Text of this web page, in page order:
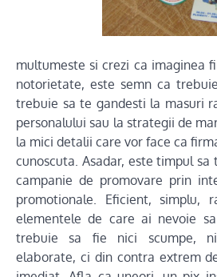
multumeste si crezi ca imaginea
notorietate, este semn ca
trebuie sa te gandesti la masuri
personalului sau la strategii de
la mici detalii care vor face ca
cunoscuta. Asadar, este timpul sa
campanie de promovare prin
promotionale. Eficient, simplu,
elementele de care ai nevoie
trebuie sa fie nici scumpe,
elaborate, ci din contra extrem